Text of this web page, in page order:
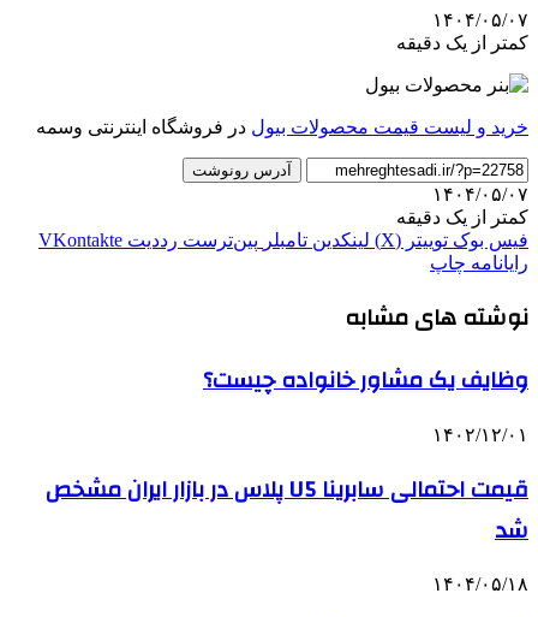
۱۴۰۴/۰۵/۰۷
کمتر از یک دقیقه
خرید و لیست قیمت محصولات بیول در فروشگاه اینترنتی وسمه
آدرس رونوشت
۱۴۰۴/۰۵/۰۷
کمتر از یک دقیقه
فیس بوک توییتر (X) لینکدین ‫تامبلر ‫پین‌ترست ‫رددیت ‫VKontakte
رایانامه چاپ
نوشته های مشابه
وظایف یک مشاور خانواده چیست؟
۱۴۰۲/۱۲/۰۱
قیمت احتمالی سابرینا U5 پلاس در بازار ایران مشخص
شد
۱۴۰۴/۰۵/۱۸